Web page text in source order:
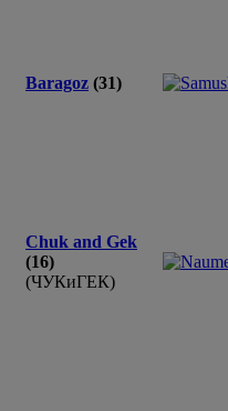
Baragoz (31)
Chuk and Gek
(16)
(ЧУКиГЕК)